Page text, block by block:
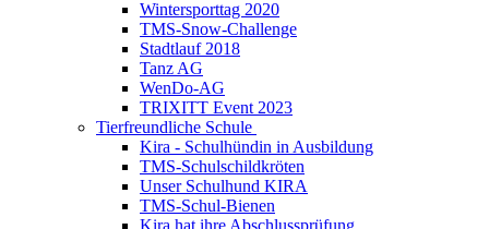
Wintersporttag 2020
TMS-Snow-Challenge
Stadtlauf 2018
Tanz AG
WenDo-AG
TRIXITT Event 2023
Tierfreundliche Schule
Kira - Schulhündin in Ausbildung
TMS-Schulschildkröten
Unser Schulhund KIRA
TMS-Schul-Bienen
Kira hat ihre Abschlussprüfung